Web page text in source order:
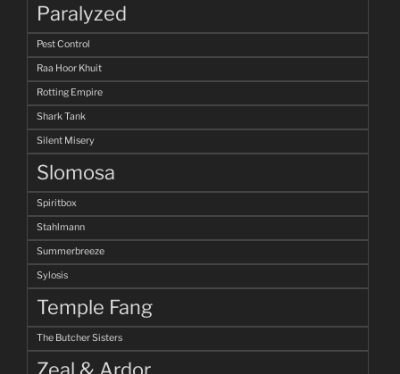
Paralyzed
Pest Control
Raa Hoor Khuit
Rotting Empire
Shark Tank
Silent Misery
Slomosa
Spiritbox
Stahlmann
Summerbreeze
Sylosis
Temple Fang
The Butcher Sisters
Zeal & Ardor